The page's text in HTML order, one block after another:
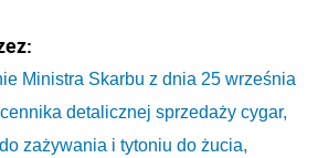
Ministra Skarbu z dnia 25 września
detalicznej sprzedaży cygar,
zażywania i tytoniu do żucia,